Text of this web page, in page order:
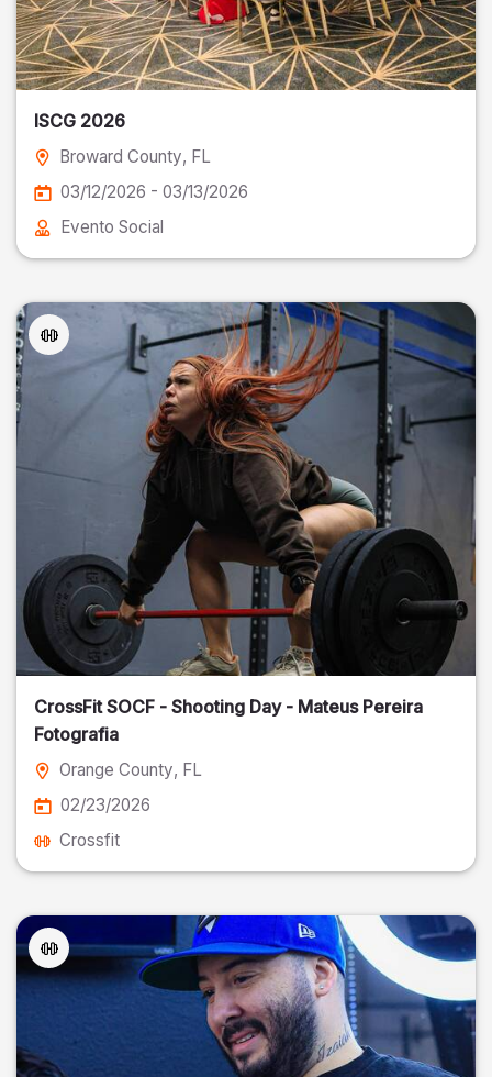
ISCG 2026
Broward County, FL
03/12/2026 - 03/13/2026
Evento Social
CrossFit SOCF - Shooting Day - Mateus Pereira
Fotografia
Orange County, FL
02/23/2026
Crossfit